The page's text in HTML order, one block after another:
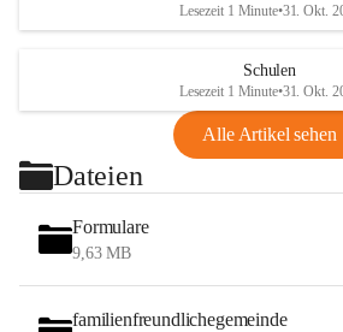
Lesezeit 1 Minute•31. Okt.
Schulen
Lesezeit 1 Minute•31. Okt.
Alle Artikel sehen
Dateien
Formulare
9,63 MB
familienfreundlichegemeinde